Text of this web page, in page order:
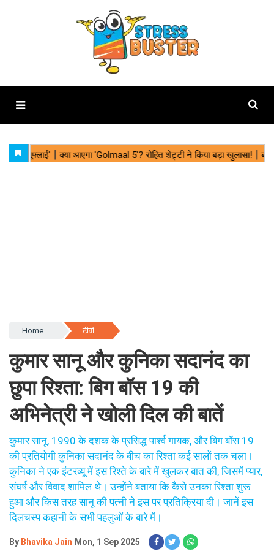
Home टीवी
कुमार सानू और कुनिका सदानंद का
छुपा रिश्ता: बिग बॉस 19 की
अभिनेत्री ने खोली दिल की बातें
कुमार सानू, 1990 के दशक के प्रसिद्ध पार्श्व गायक, और बिग बॉस 19
की प्रतियोगी कुनिका सदानंद के बीच का रिश्ता कई सालों तक चला।
कुनिका ने एक इंटरव्यू में इस रिश्ते के बारे में खुलकर बात की, जिसमें प्यार,
संघर्ष और विवाद शामिल थे। उन्होंने बताया कि कैसे उनका रिश्ता शुरू
हुआ और किस तरह सानू की पत्नी ने इस पर प्रतिक्रिया दी। जानें इस
दिलचस्प कहानी के सभी पहलुओं के बारे में।
By Bhavika Jain Mon, 1 Sep 2025